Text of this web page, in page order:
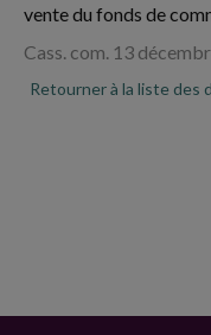
vente du fonds de
Cass. com. 13
Retourner à la liste des